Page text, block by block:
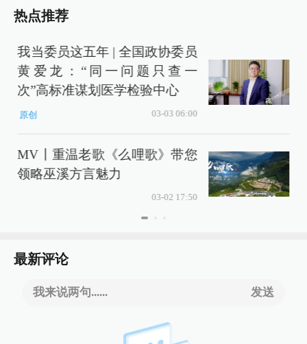
热点推荐
我当委员这五年 | 全国政协委员
黄爱龙：“同一问题只查一
次”高标准谋划医学检验中心
原创 03-03 06:00
MV丨重温老歌《么哩歌》带您
领略巫溪方言魅力
03-02 17:50
最新评论
我来说两句...... 发送